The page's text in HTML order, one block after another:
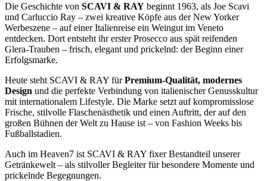
Die Geschichte von SCAVI & RAY beginnt 1963, als Joe Scavi
und Carluccio Ray – zwei kreative Köpfe aus der New Yorker
Werbeszene – auf einer Italienreise ein Weingut im Veneto
entdecken. Dort entsteht ihr erster Prosecco aus spät reifenden
Glera-Trauben – frisch, elegant und prickelnd: der Beginn einer
Erfolgsmarke.
Heute steht SCAVI & RAY fürPremium-Qualität, modernes
Design und die perfekte Verbindung von italienischer Genusskultur
mit internationalem Lifestyle. Die Marke setzt auf kompromisslose
Frische, stilvolle Flaschenästhetik und einen Auftritt, der auf den
großen Bühnen der Welt zu Hause ist – von Fashion Weeks bis
Fußballstadien.
Auch im Heaven7 ist SCAVI & RAY fixer Bestandteil unserer
Getränkewelt – als stilvoller Begleiter für besondere Momente und
prickelnde Begegnungen.